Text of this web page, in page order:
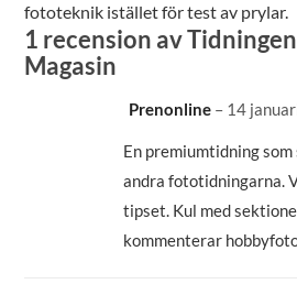
fototeknik istället för test av prylar.
1 recension av
Magasin
Prenonline – 14
En premiumtidning
andra fototidningarna.
tipset. Kul med
kommenterar